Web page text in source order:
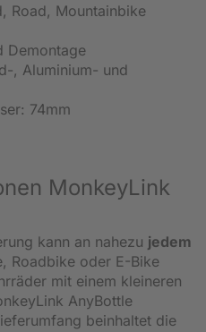
Road, Mountainbike
Demontage
, Aluminium- und
74mm
MonkeyLink
kann an nahezu jedem
Roadbike oder E-Bike
mit einem kleineren
AnyBottle
beinhaltet die